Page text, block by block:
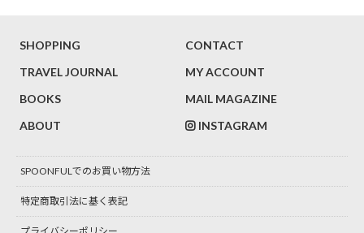
SHOPPING
TRAVEL JOURNAL
BOOKS
ABOUT
CONTACT
MY ACCOUNT
MAIL MAGAZINE
INSTAGRAM
SPOONFULでのお買い物方法
特定商取引法に基く表記